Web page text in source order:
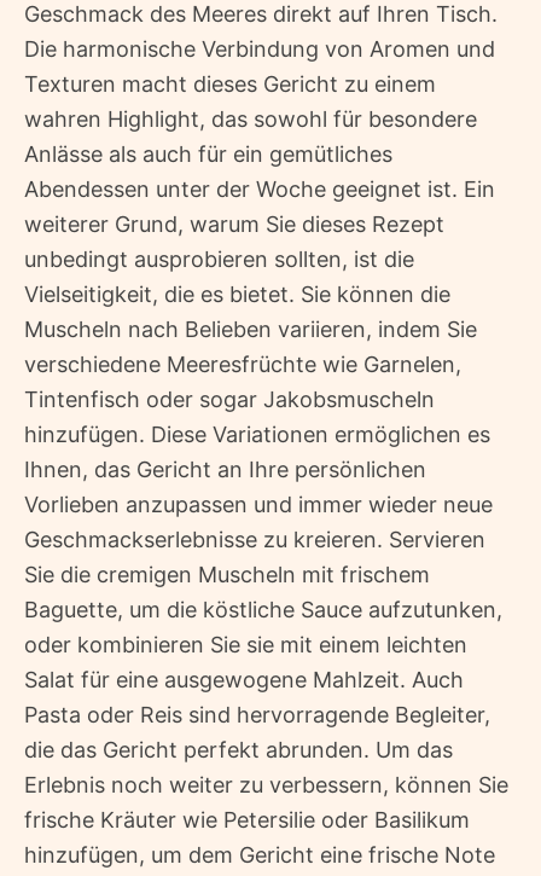
Geschmack des Meeres direkt auf Ihren Tisch.
Die harmonische Verbindung von Aromen und
Texturen macht dieses Gericht zu einem
wahren Highlight, das sowohl für besondere
Anlässe als auch für ein gemütliches
Abendessen unter der Woche geeignet ist. Ein
weiterer Grund, warum Sie dieses Rezept
unbedingt ausprobieren sollten, ist die
Vielseitigkeit, die es bietet. Sie können die
Muscheln nach Belieben variieren, indem Sie
verschiedene Meeresfrüchte wie Garnelen,
Tintenfisch oder sogar Jakobsmuscheln
hinzufügen. Diese Variationen ermöglichen es
Ihnen, das Gericht an Ihre persönlichen
Vorlieben anzupassen und immer wieder neue
Geschmackserlebnisse zu kreieren. Servieren
Sie die cremigen Muscheln mit frischem
Baguette, um die köstliche Sauce aufzutunken,
oder kombinieren Sie sie mit einem leichten
Salat für eine ausgewogene Mahlzeit. Auch
Pasta oder Reis sind hervorragende Begleiter,
die das Gericht perfekt abrunden. Um das
Erlebnis noch weiter zu verbessern, können Sie
frische Kräuter wie Petersilie oder Basilikum
hinzufügen, um dem Gericht eine frische Note